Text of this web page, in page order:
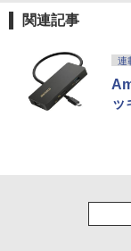
関連記事
連
ッ